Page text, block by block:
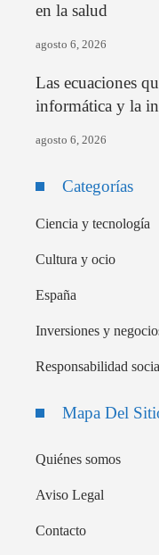
en la salud
agosto 6, 2026
Las ecuaciones
informática y la
agosto 6, 2026
Categorías
Ciencia y tecnología
Cultura y ocio
España
Inversiones y
Responsabilidad
Mapa Del
Quiénes somos
Aviso Legal
Contacto